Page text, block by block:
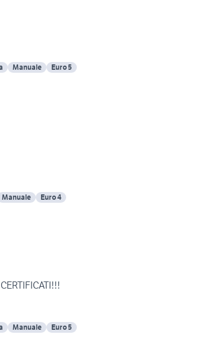
Manuale Euro 5
Manuale Euro 4
Manuale Euro 5